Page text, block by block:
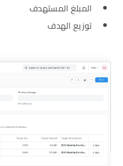
المبلغ المستهدف
توزيع الهدف